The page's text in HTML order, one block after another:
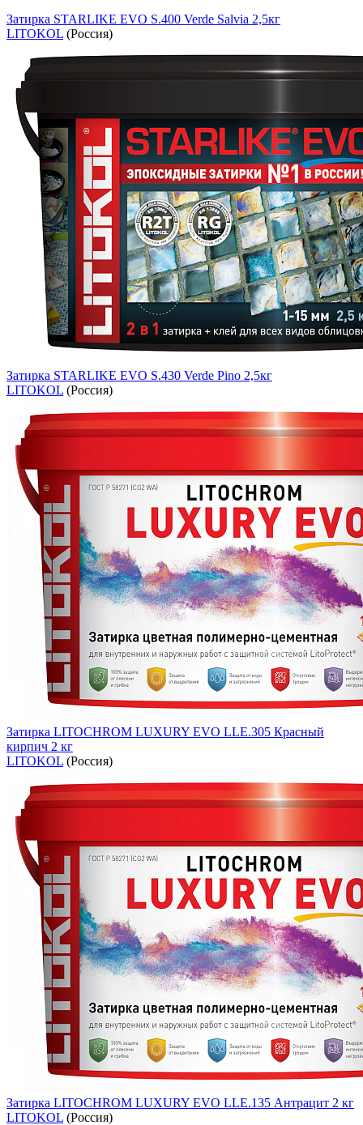
Затирка STARLIKE EVO S.400 Verde Salvia 2,5кг
LITOKOL (Россия)
Затирка STARLIKE EVO S.430 Verde Pino 2,5кг
LITOKOL (Россия)
Затирка LITOCHROM LUXURY EVO LLE.305 Красный
кирпич 2 кг
LITOKOL (Россия)
Затирка LITOCHROM LUXURY EVO LLE.135 Антрацит 2 кг
LITOKOL (Россия)